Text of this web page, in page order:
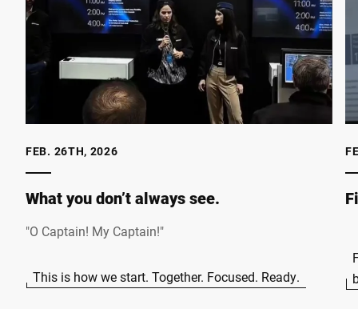
FEB. 26TH, 2026
What you don’t always see.
"O Captain! My Captain!"
This is how we start. Together. Focused. Ready.